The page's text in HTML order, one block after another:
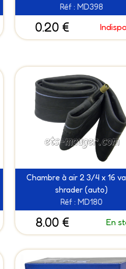
Réf : MD398
0.20 €
Chambre à air 2 3/4 x 16
shrader (auto)
Réf : MD180
8.00 € En